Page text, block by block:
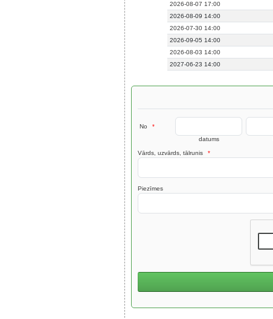
2026-08-07 17:00
2026-08-09 14:00
2026-07-30 14:00
2026-09-05 14:00
2026-08-03 14:00
2027-06-23 14:00
No
*
datums
Vārds, uzvārds, tālrunis *
Piezīmes